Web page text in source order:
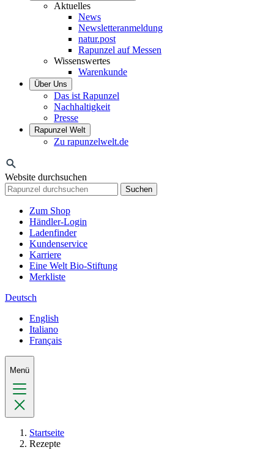
Aktuelles
News
Newsletteranmeldung
natur.post
Rapunzel auf Messen
Wissenswertes
Warenkunde
Über Uns
Das ist Rapunzel
Nachhaltigkeit
Presse
Rapunzel Welt
Zu rapunzelwelt.de
Website durchsuchen
Suchen
Zum Shop
Händler-Login
Ladenfinder
Kundenservice
Karriere
Eine Welt Bio-Stiftung
Merkliste
Deutsch
English
Italiano
Français
Menü
Startseite
Rezepte